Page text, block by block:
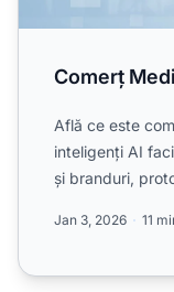
Comerț
Află ce este
inteligenți AI
și branduri,
Jan 3, 2026 11